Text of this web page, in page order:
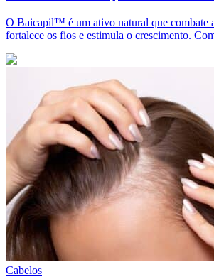
O Baicapil™ é um ativo natural que combate
fortalece os fios e estimula o crescimento.
Cabelos